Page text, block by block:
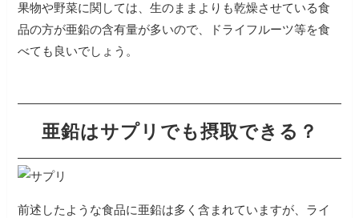
果物や野菜に関しては、生のままよりも乾燥させている食
品の方が亜鉛の含有量が多いので、ドライフルーツ等を食
べても良いでしょう。
亜鉛はサプリでも摂取できる？
前述したような食品に亜鉛は多く含まれていますが、ライ